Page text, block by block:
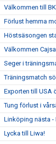
Välkommen till
Förlust hemma
Höstsäsongen
Välkommen
Seger i
Träningsmatch
Exporten till USA
Tung förlust i
Linköping nästa -
Lycka till Liwa!